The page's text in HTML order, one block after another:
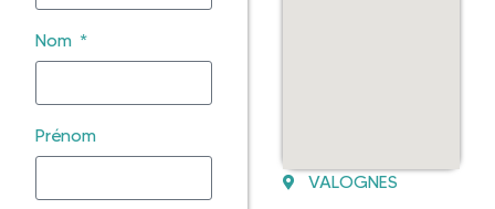
Nom
Prénom
VALOGNES